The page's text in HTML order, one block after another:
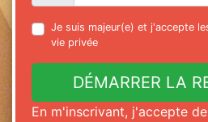
Je suis majeur(e) et j'accepte
vie privée
DÉMARRER LA
En m'inscrivant, j'accepte